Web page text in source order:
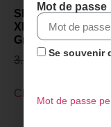
SENSA GIULIA
XP PROJECT Z
Gris polonais
3.299,00€ 2.899,00
Choix des options
Mot de passe
Se souvenir
Mot de passe